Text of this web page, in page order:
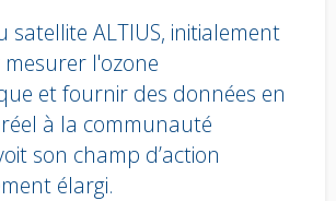
satellite ALTIUS, initialement
l'ozone
et fournir des données en
à la communauté
son champ d’action
élargi.